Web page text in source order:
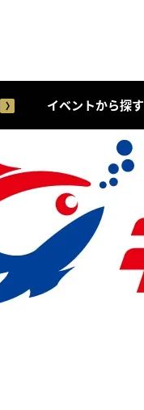
イベントから探す